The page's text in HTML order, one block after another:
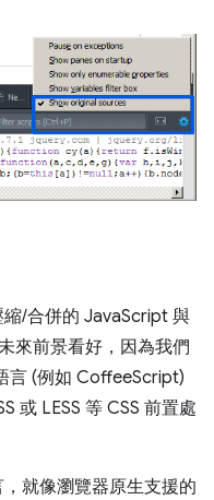
/合併的 JavaScript 與
來前景看好，因為我們
言 (例如 CoffeeScript)
或 LESS 等 CSS 前置處
就像瀏覽器原生支援的